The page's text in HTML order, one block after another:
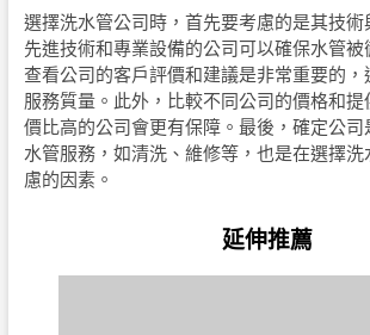
選擇洗水管公司時，首先要考慮的是其技術
先進技術和專業設備的公司可以確保水管被
查看公司的客戶評價和建議是非常重要的
服務質量。此外，比較不同公司的價格和
價比高的公司會更有保障。最後，確定公
水管服務，如清洗、維修等，也是在選擇
慮的因素。
延伸推薦